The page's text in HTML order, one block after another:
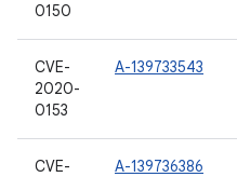
0150
CVE-
2020-
0153
A-139733543
CVE-
A-139736386